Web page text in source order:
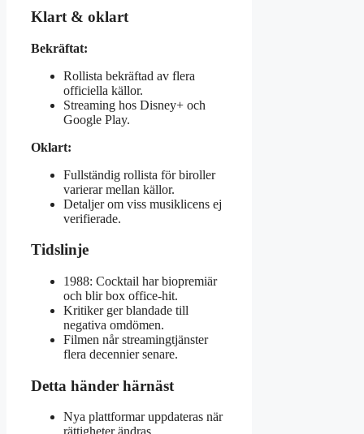
Klart & oklart
Bekräftat:
Rollista bekräftad av flera
officiella källor.
Streaming hos Disney+ och
Google Play.
Oklart:
Fullständig rollista för biroller
varierar mellan källor.
Detaljer om viss musiklicens ej
verifierade.
Tidslinje
1988: Cocktail har biopremiär
och blir box office-hit.
Kritiker ger blandade till
negativa omdömen.
Filmen når streamingtjänster
flera decennier senare.
Detta händer härnäst
Nya plattformar uppdateras när